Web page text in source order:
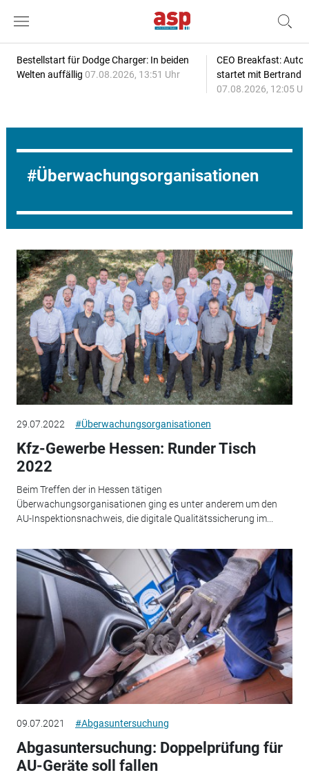
Bestellstart für Dodge Charger: In beiden
Welten auffällig 07.08.2026, 13:51 Uhr
CEO Breakfast:
startet mit Bertrand
07.08.2026, 12:05
Überwachungsorganisationen
29.07.2022 #Überwachungsorganisationen
Kfz-Gewerbe Hessen: Runder Tisch
2022
Beim Treffen der in Hessen tätigen
Überwachungsorganisationen ging es unter anderem um den
AU-Inspektionsnachweis, die digitale Qualitätssicherung im...
09.07.2021 #Abgasuntersuchung
Abgasuntersuchung: Doppelprüfung für
AU-Geräte soll fallen